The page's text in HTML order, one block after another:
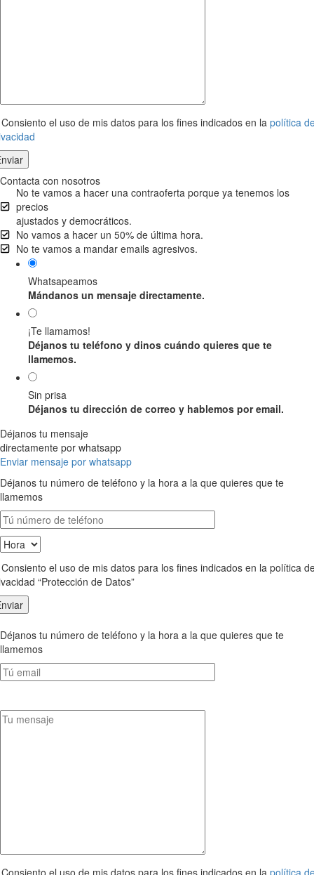
el uso de mis datos para los fines indicados en la política
Contacta con nosotros
No te vamos a hacer una contraoferta porque ya tenemos los
precios
ajustados y democráticos.
No vamos a hacer un 50% de última hora.
No te vamos a mandar emails agresivos.
Whatsapeamos
Mándanos un mensaje directamente.
¡Te llamamos!
Déjanos tu teléfono y dinos cuándo quieres que te
llamemos.
Sin prisa
Déjanos tu dirección de correo y hablemos por email.
Déjanos tu mensaje
directamente por whatsapp
Enviar mensaje por whatsapp
Déjanos tu número de teléfono y la hora a la que quieres que te
llamemos
el uso de mis datos para los fines indicados en la política
“Protección de Datos”
Déjanos tu número de teléfono y la hora a la que quieres que te
llamemos